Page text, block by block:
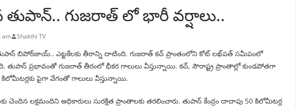
గుజరాత్ లో భారీ వర్షాలు..
am Shakthi TV
బిపోర్‌జాయ్‌.. ఎట్టకేలకు తీరాన్ని దాటింది. గుజరాత్‌ కచ్‌ ప్రాంతంలోని కోట్‌ లఖ్‌పత్‌ సమీపంలో
తుపాన్ ప్రభావంతో గుజరాత్‌ తీరంలో భీకర గాలులు వీస్తున్నాయి. కచ్‌, సౌరాష్ట్ర ప్రాంతాల్లో కుండపోతగా
కిలోమీటర్లకు పైగా వేగంతో గాలులు వీస్తున్నాయి.
చెందిన లక్షమందిని అధికారులు సురక్షిత ప్రాంతాలకు తరలించారు. తుపాన్ కేంద్రం దాదాపు 50 కిలోమీటర్ల